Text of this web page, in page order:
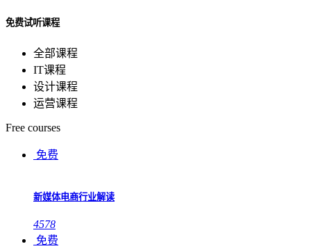
免费试听课程
全部课程
IT课程
设计课程
运营课程
Free courses
免费
新媒体电商行业解读
4578
免费